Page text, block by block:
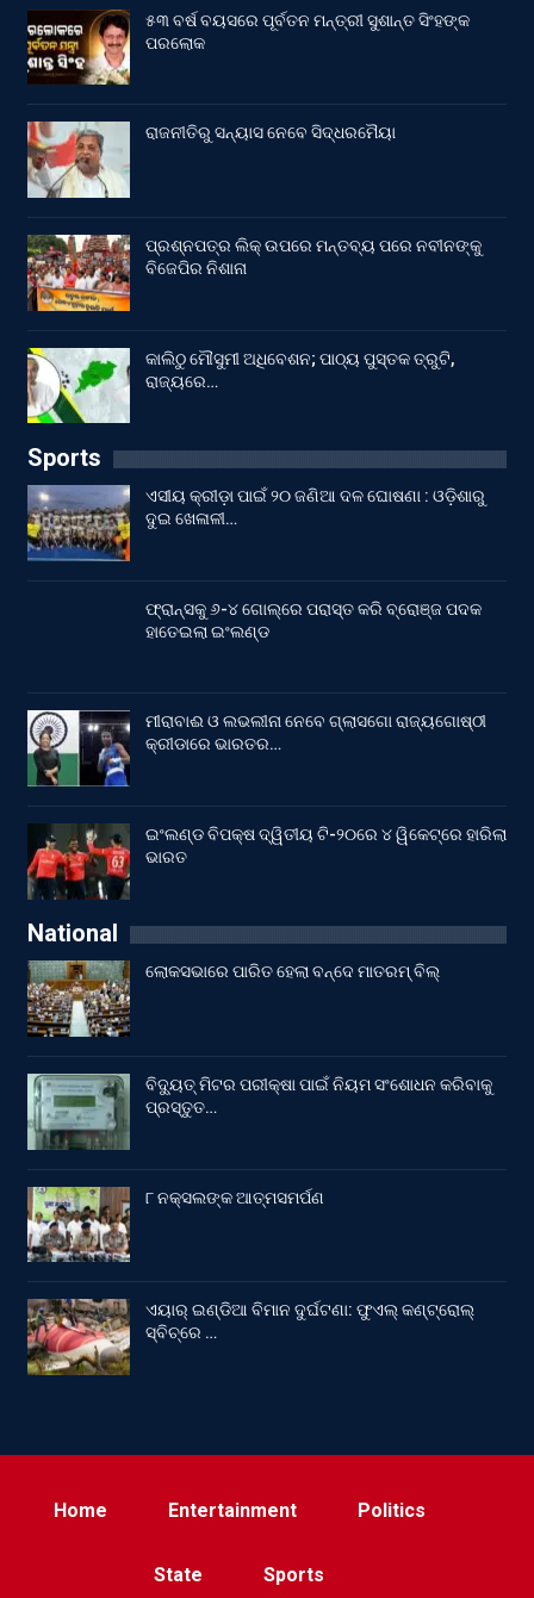
୫୩ ବର୍ଷ ବୟସରେ ପୂର୍ବତନ ମନ୍ତ୍ରୀ ସୁଶାନ୍ତ ସିଂହଙ୍କ
ପରଲୋକ
ରାଜନୀତିରୁ ସନ୍ୟାସ ନେବେ ସିଦ୍ଧରମୈୟା
ପ୍ରଶ୍ନପତ୍ର ଲିକ୍ ଉପରେ ମନ୍ତବ୍ୟ ପରେ ନବୀନଙ୍କୁ
ବିଜେପିର ନିଶାନା
କାଲିଠୁ ମୌସୁମୀ ଅଧିବେଶନ; ପାଠ୍ୟ ପୁସ୍ତକ ତ୍ରୁଟି,
ରାଜ୍ୟରେ…
Sports
ଏସୀୟ କ୍ରୀଡ଼ା ପାଇଁ ୨୦ ଜଣିଆ ଦଳ ଘୋଷଣା : ଓଡ଼ିଶାରୁ
ଦୁଇ ଖେଳାଳୀ…
ଫ୍ରାନ୍ସକୁ ୬-୪ ଗୋଲ୍‌ରେ ପରାସ୍ତ କରି ବ୍ରୋଞ୍ଜ ପଦକ
ହାତେଇଲା ଇଂଲଣ୍ଡ
ମୀରାବାଈ ଓ ଲଭଲୀନା ନେବେ ଗ୍ଲାସଗୋ ରାଜ୍ୟଗୋଷ୍ଠୀ
କ୍ରୀଡାରେ ଭାରତର…
ଇଂଲଣ୍ଡ ବିପକ୍ଷ ଦ୍ୱିତୀୟ ଟି-୨୦ରେ ୪ ୱିକେଟ୍‌ରେ ହାରିଲା
ଭାରତ
National
ଲୋକସଭାରେ ପାରିତ ହେଲା ବନ୍ଦେ ମାତରମ୍‌ ବିଲ୍‌
ବିଦ୍ୟୁତ୍ ମିଟର ପରୀକ୍ଷା ପାଇଁ ନିୟମ ସଂଶୋଧନ କରିବାକୁ
ପ୍ରସ୍ତୁତ…
୮ ନକ୍ସଲଙ୍କ ଆତ୍ମସମର୍ପଣ
ଏୟାର୍ ଇଣ୍ଡିଆ ବିମାନ ଦୁର୍ଘଟଣା: ଫୁଏଲ୍‌ କଣ୍ଟ୍ରୋଲ୍‌
ସ୍ବିଚ୍‌ରେ …
Home Entertainment Politics
State Sports